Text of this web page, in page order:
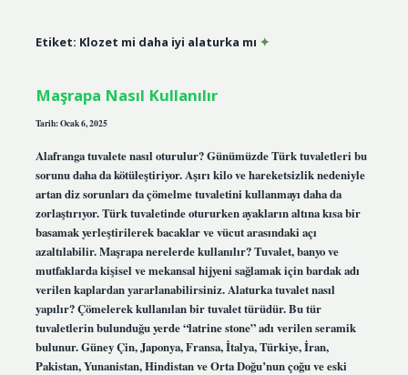
Etiket: Klozet mi daha iyi alaturka mı
Maşrapa Nasıl Kullanılır
Tarih: Ocak 6, 2025
Alafranga tuvalete nasıl oturulur? Günümüzde Türk tuvaletleri bu
sorunu daha da kötüleştiriyor. Aşırı kilo ve hareketsizlik nedeniyle
artan diz sorunları da çömelme tuvaletini kullanmayı daha da
zorlaştırıyor. Türk tuvaletinde otururken ayakların altına kısa bir
basamak yerleştirilerek bacaklar ve vücut arasındaki açı
azaltılabilir. Maşrapa nerelerde kullanılır? Tuvalet, banyo ve
mutfaklarda kişisel ve mekansal hijyeni sağlamak için bardak adı
verilen kaplardan yararlanabilirsiniz. Alaturka tuvalet nasıl
yapılır? Çömelerek kullanılan bir tuvalet türüdür. Bu tür
tuvaletlerin bulunduğu yerde “latrine stone” adı verilen seramik
bulunur. Güney Çin, Japonya, Fransa, İtalya, Türkiye, İran,
Pakistan, Yunanistan, Hindistan ve Orta Doğu’nun çoğu ve eski